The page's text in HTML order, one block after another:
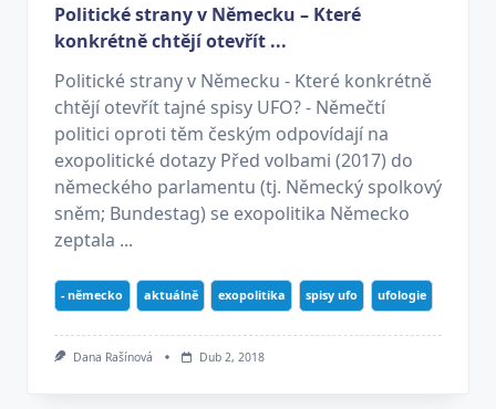
Politické strany v Německu – Které
konkrétně chtějí otevřít ...
Politické strany v Německu - Které konkrétně
chtějí otevřít tajné spisy UFO? - Němečtí
politici oproti těm českým odpovídají na
exopolitické dotazy Před volbami (2017) do
německého parlamentu (tj. Německý spolkový
sněm; Bundestag) se exopolitika Německo
zeptala ...
- německo aktuálně exopolitika spisy ufo ufologie
Dana Rašínová Dub 2, 2018